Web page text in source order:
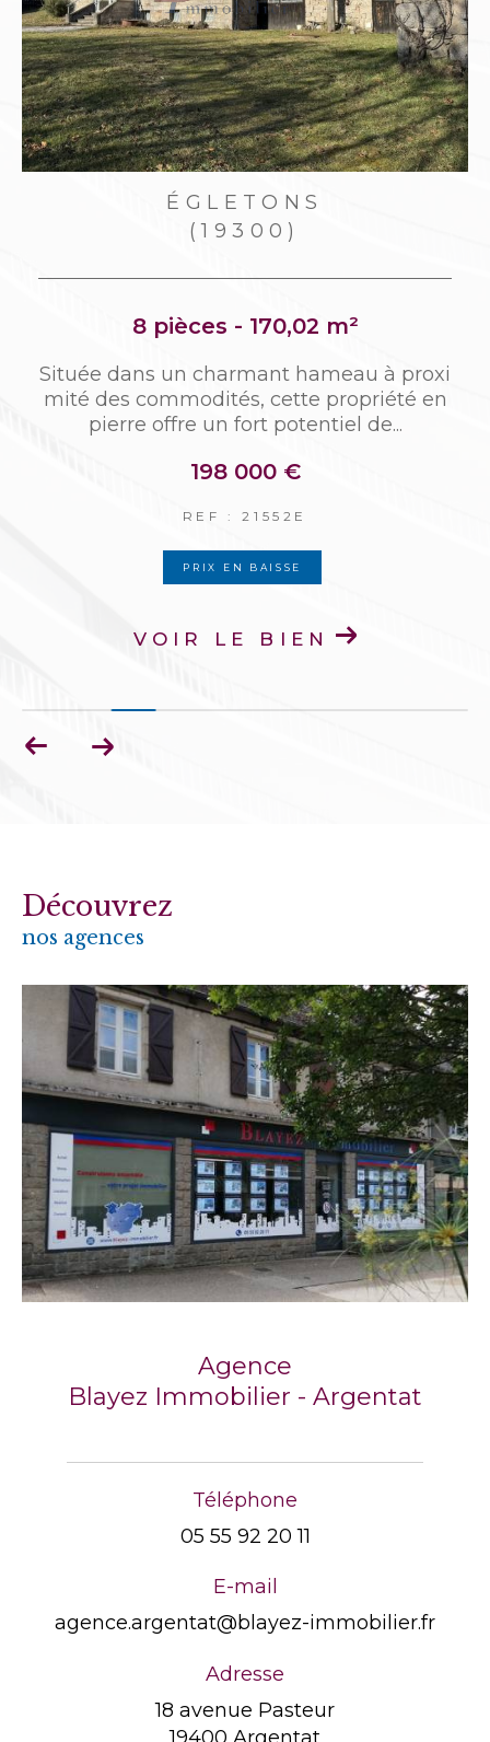
ÉGLETONS
(19300)
8 pièces - 170,02 m²
Située dans un charmant hameau à proxi
mité des commodités, cette propriété en
pierre offre un fort potentiel de...
198 000 €
REF : 21552E
PRIX EN BAISSE
VOIR LE BIEN
Découvrez
nos agences
Agence
Blayez Immobilier - Argentat
Téléphone
05 55 92 20 11
E-mail
agence.argentat@blayez-immobilier.fr
Adresse
18 avenue Pasteur